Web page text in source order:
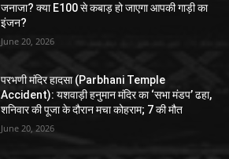
जनाजा? क्या E100 से कबाड़ हो जाएगा आपकी गाड़ी का
इंजन?
June 20, 2026
परभणी मंदिर हादसा (Parbhani Temple
Accident): यशवाड़ी हनुमान मंदिर का ‘सभा मंडप’ ढहा,
शनिवार की पूजा के दौरान मचा कोहराम; 7 की मौत
June 20, 2026